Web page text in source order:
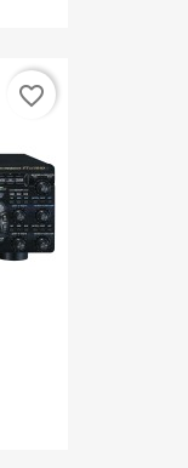
favorite_border